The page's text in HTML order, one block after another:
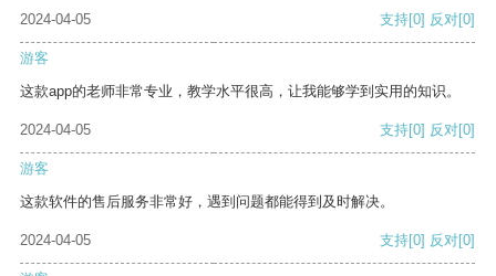
2024-04-05
支持[0] 反对[0]
游客
这款app的老师非常专业，教学水平很高，让我能够学到实用的知识。
2024-04-05 支持[0] 反对[0]
游客
这款软件的售后服务非常好，遇到问题都能得到及时解决。
2024-04-05 支持[0] 反对[0]